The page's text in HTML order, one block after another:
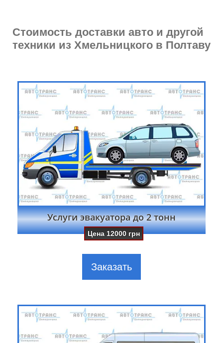
Стоимость доставки авто и другой
техники из Хмельницкого в Полтаву
Услуги эвакуатора до 2 тонн
Цена12000 грн
Заказать